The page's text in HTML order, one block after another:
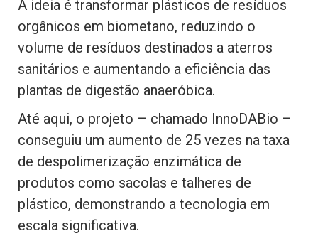
A ideia é transformar plásticos de resíduos
orgânicos em biometano, reduzindo o
volume de resíduos destinados a aterros
sanitários e aumentando a eficiência das
plantas de digestão anaeróbica.
Até aqui, o projeto – chamado InnoDABio –
conseguiu um aumento de 25 vezes na taxa
de despolimerização enzimática de
produtos como sacolas e talheres de
plástico, demonstrando a tecnologia em
escala significativa.